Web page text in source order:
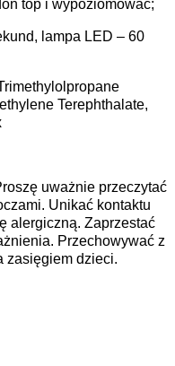
top i wypoziomować;
lampa LED – 60
Terephthalate,
uważnie przeczytać
Unikać kontaktu
alergiczną. Zaprzestać
Przechowywać z
zasięgiem dzieci.